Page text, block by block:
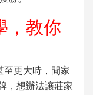
，教你
至更大時，閒家
，想辦法讓莊家